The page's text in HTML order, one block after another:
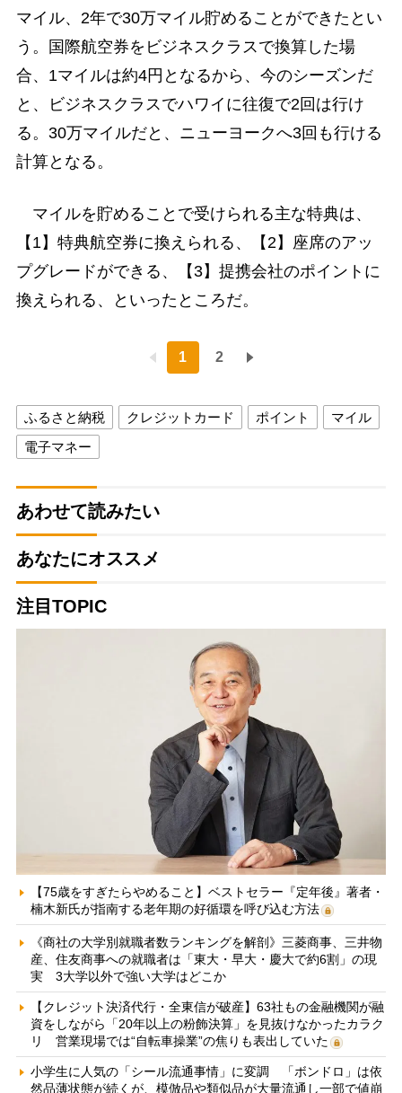
マイル、2年で30万マイル貯めることができたとい
う。国際航空券をビジネスクラスで換算した場
合、1マイルは約4円となるから、今のシーズンだ
と、ビジネスクラスでハワイに往復で2回は行け
る。30万マイルだと、ニューヨークへ3回も行ける
計算となる。
マイルを貯めることで受けられる主な特典は、
【1】特典航空券に換えられる、【2】座席のアッ
プグレードができる、【3】提携会社のポイントに
換えられる、といったところだ。
1 2
ふるさと納税 クレジットカード ポイント
マイル
電子マネー
あわせて読みたい
あなたにオススメ
注目TOPIC
【75歳をすぎたらやめること】ベストセラー『定年後』著者・
楠木新氏が指南する老年期の好循環を呼び込む方法
《商社の大学別就職者数ランキングを解剖》三菱商事、三井物
産、住友商事への就職者は「東大・早大・慶大で約6割」の現
実 3大学以外で強い大学はどこか
【クレジット決済代行・全東信が破産】63社もの金融機関が融
資をしながら「20年以上の粉飾決算」を見抜けなかったカラク
リ 営業現場では“自転車操業”の焦りも表出していた
小学生に人気の「シール流通事情」に変調 「ボンドロ」は依
然品薄状態が続くが、模倣品や類似品が大量流通し一部で値崩